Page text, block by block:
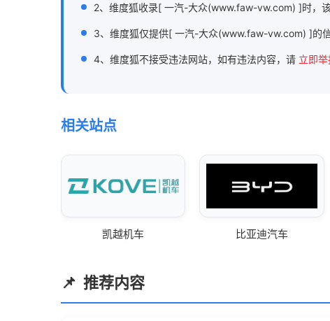
2、维度狐收录[ 一汽-大众(www.faw-vw.com) ]时，
3、维度狐仅提供[ 一汽-大众(www.faw-vw.com) ]的
4、维度狐不接受违法网站，如有违法内容，请 立即举
相关站点
凯越机车 比亚迪汽车
推荐内容